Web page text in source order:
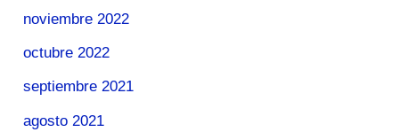
noviembre 2022
octubre 2022
septiembre 2021
agosto 2021